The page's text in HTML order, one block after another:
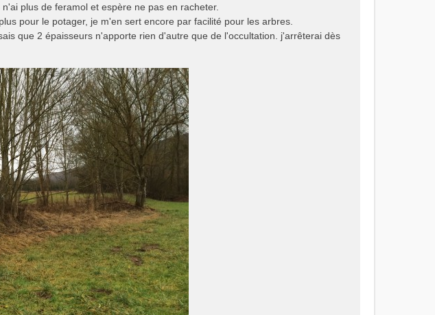
plus de feramol et espère ne pas en racheter.
pour le potager, je m'en sert encore par facilité pour les arbres.
que 2 épaisseurs n'apporte rien d'autre que de l'occultation. j'arrêterai dès